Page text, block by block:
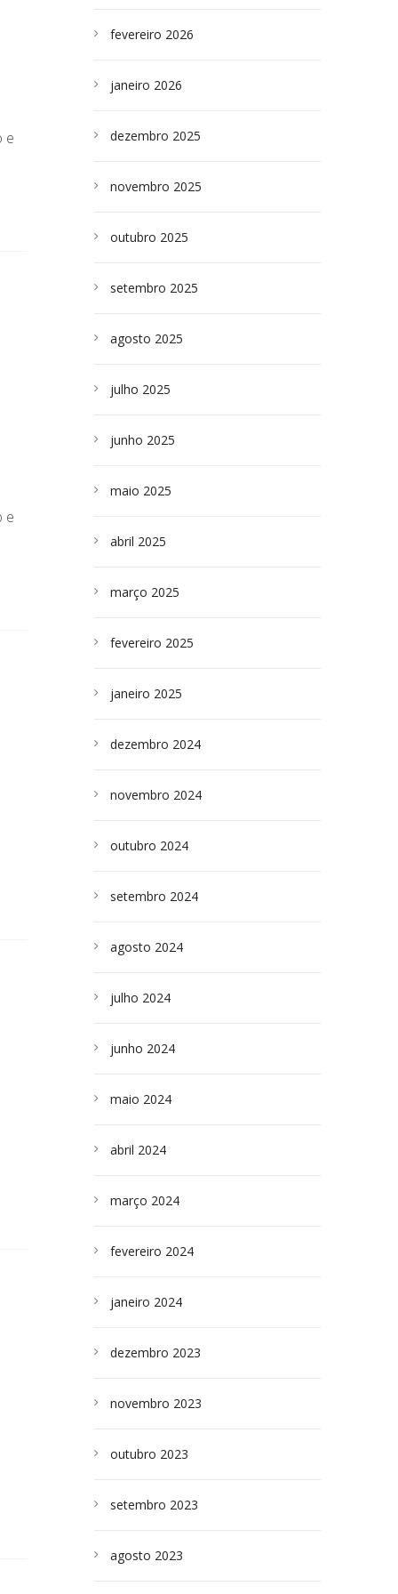
e
e
fevereiro 2026
janeiro 2026
dezembro 2025
novembro 2025
outubro 2025
setembro 2025
agosto 2025
julho 2025
junho 2025
maio 2025
abril 2025
março 2025
fevereiro 2025
janeiro 2025
dezembro 2024
novembro 2024
outubro 2024
setembro 2024
agosto 2024
julho 2024
junho 2024
maio 2024
abril 2024
março 2024
fevereiro 2024
janeiro 2024
dezembro 2023
novembro 2023
outubro 2023
setembro 2023
agosto 2023